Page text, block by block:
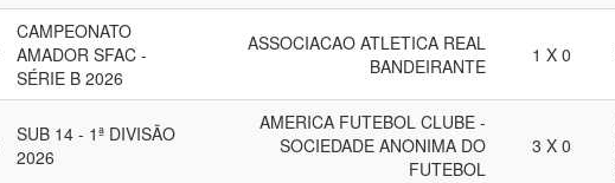
CAMPEONATO
AMADOR SFAC -
SÉRIE B 2026
ASSOCIACAO ATLETICA REAL
BANDEIRANTE
1 X 0
SUB 14 - 1ª DIVISÃO
2026
AMERICA FUTEBOL CLUBE -
SOCIEDADE ANONIMA DO
FUTEBOL
3 X 0